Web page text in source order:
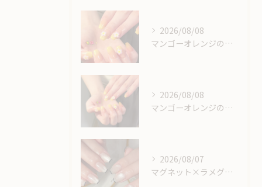
2026/08/08
マンゴーオレンジのようなカラー🥭‪🧡‬‪
2026/08/08
マンゴーオレンジのようなカラー🥭‪🧡‬‪
2026/08/07
マグネット×ラメグラベースにスキニーフレンチ🖤🎶